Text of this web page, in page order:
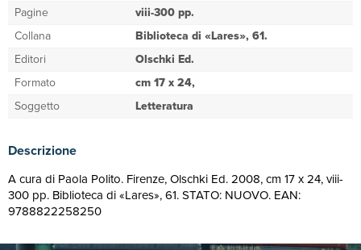
Pagine
viii-300 pp.
Collana
Biblioteca di «Lares», 61.
Editori
Olschki Ed.
Formato
cm 17 x 24,
Soggetto
Letteratura
Descrizione
A cura di Paola Polito. Firenze, Olschki Ed. 2008, cm 17 x 24, viii-
300 pp. Biblioteca di «Lares», 61. STATO: NUOVO. EAN:
9788822258250